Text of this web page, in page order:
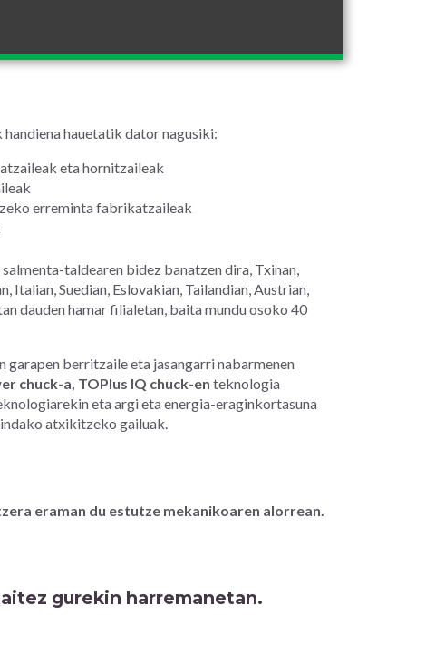
hauetatik dator nagusiki:
eta hornitzaileak
erreminta fabrikatzaileak
taldearen bidez banatzen dira, Txinan,
Italian, Suedian, Eslovakian, Tailandian, Austrian,
dauden hamar filialetan, baita mundu osoko 40
garapen berritzaile eta jasangarri nabarmenen
chuck-a, TOPlus IQ chuck-en teknologia
eta argi eta energia-eraginkortasuna
atxikitzeko gailuak.
eraman du estutze mekanikoaren alorrean.
gurekin harremanetan.